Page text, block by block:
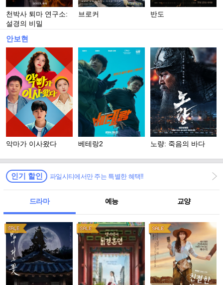
천박사 퇴마 연구소:
설경의 비밀
브로커 반도
안보현
악마가 이사왔다 베테랑2 노량: 죽음의 바다
인기 할인 파일시티에서만 주는 특별한 혜택!!
드라마 예능 교양